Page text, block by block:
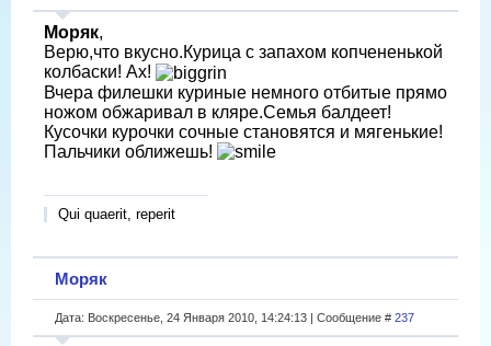
Моряк,
Верю,что вкусно.Курица с запахом копчененькой
колбаски! Ах!
Вчера филешки куриные немного отбитые прямо
ножом обжаривал в кляре.Семья балдеет!
Кусочки курочки сочные становятся и мягенькие!
Пальчики оближешь!
Qui quaerit, reperit
Моряк
Дата: Воскресенье, 24 Января 2010, 14:24:13 | Сообщение # 237